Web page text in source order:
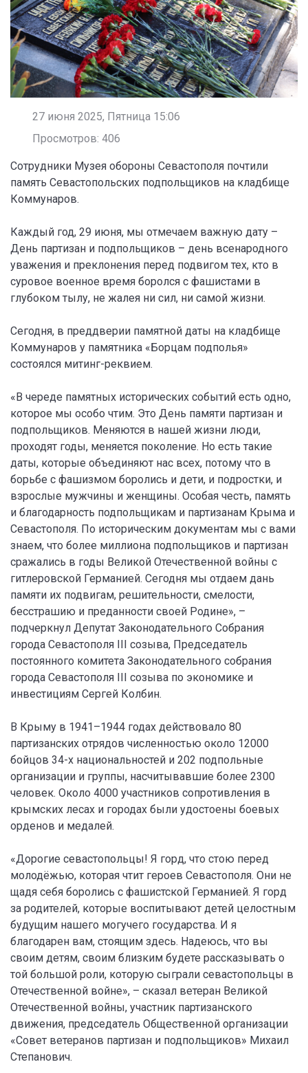
27 июня 2025, Пятница 15:06
Просмотров: 406
Сотрудники Музея обороны Севастополя почтили
память Севастопольских подпольщиков на кладбище
Коммунаров.
Каждый год, 29 июня, мы отмечаем важную дату –
День партизан и подпольщиков – день всенародного
уважения и преклонения перед подвигом тех, кто в
суровое военное время боролся с фашистами в
глубоком тылу, не жалея ни сил, ни самой жизни.
Сегодня, в преддверии памятной даты на кладбище
Коммунаров у памятника «Борцам подполья»
состоялся митинг-реквием.
«В череде памятных исторических событий есть одно,
которое мы особо чтим. Это День памяти партизан и
подпольщиков. Меняются в нашей жизни люди,
проходят годы, меняется поколение. Но есть такие
даты, которые объединяют нас всех, потому что в
борьбе с фашизмом боролись и дети, и подростки, и
взрослые мужчины и женщины. Особая честь, память
и благодарность подпольщикам и партизанам Крыма и
Севастополя. По историческим документам мы с вами
знаем, что более миллиона подпольщиков и партизан
сражались в годы Великой Отечественной войны с
гитлеровской Германией. Сегодня мы отдаем дань
памяти их подвигам, решительности, смелости,
бесстрашию и преданности своей Родине», –
подчеркнул Депутат Законодательного Собрания
города Севастополя III созыва, Председатель
постоянного комитета Законодательного собрания
города Севастополя III созыва по экономике и
инвестициям Сергей Колбин.
В Крыму в 1941–1944 годах действовало 80
партизанских отрядов численностью около 12000
бойцов 34-х национальностей и 202 подпольные
организации и группы, насчитывавшие более 2300
человек. Около 4000 участников сопротивления в
крымских лесах и городах были удостоены боевых
орденов и медалей.
«Дорогие севастопольцы! Я горд, что стою перед
молодёжью, которая чтит героев Севастополя. Они не
щадя себя боролись с фашистской Германией. Я горд
за родителей, которые воспитывают детей целостным
будущим нашего могучего государства. И я
благодарен вам, стоящим здесь. Надеюсь, что вы
своим детям, своим близким будете рассказывать о
той большой роли, которую сыграли севастопольцы в
Отечественной войне», – сказал ветеран Великой
Отечественной войны, участник партизанского
движения, председатель Общественной организации
«Совет ветеранов партизан и подпольщиков» Михаил
Степанович.